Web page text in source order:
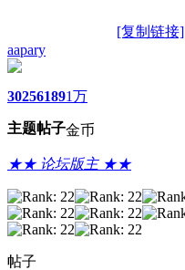
[复制链接]
aapary
3025
主题
6189
帖子
1万
金币
★★ 论坛版主 ★★
帖子